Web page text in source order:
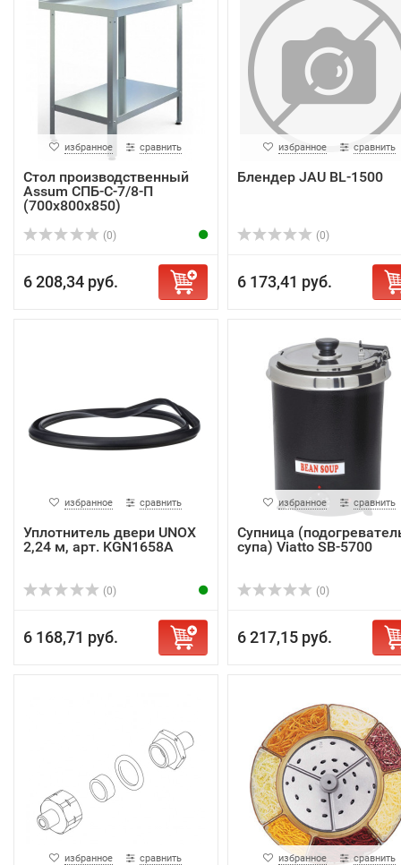
избранное сравнить
Стол производственный
Assum СПБ-С-7/8-П
(700х800х850)
(0)
6 208,34 руб.
избранное сравнить
Блендер JAU BL-1500
(0)
6 173,41 руб.
избранное сравнить
Уплотнитель двери UNOX
2,24 м, арт. KGN1658A
(0)
6 168,71 руб.
избранное сравнить
Супница
супа) Viatto SB-5700
(0)
6 217,15 руб.
избранное сравнить избранное сравнить